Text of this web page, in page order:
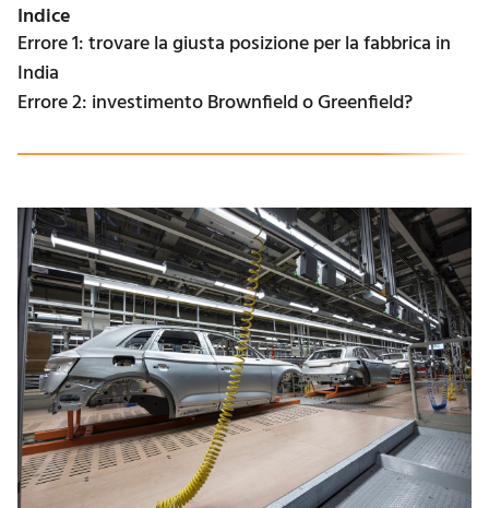
Indice
Errore 1: trovare la giusta posizione per la fabbrica in
India
Errore 2: investimento Brownfield o Greenfield?